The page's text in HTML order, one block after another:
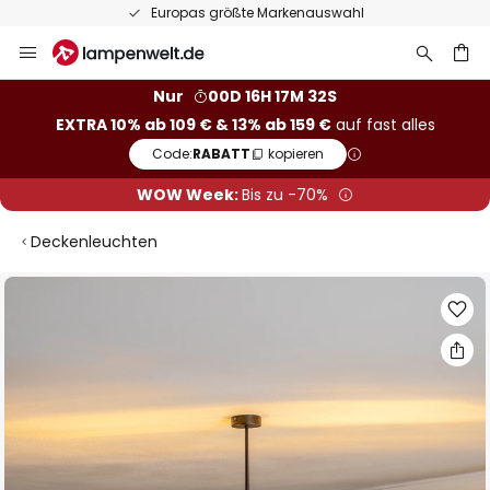
Europas größte Markenauswahl
Inhalt
Nur
00D 16H 17M 32S
EXTRA 10% ab 109 € & 13% ab 159 €auf fast alles
Code:RABATT kopieren
WOW Week:Bis zu -70%
Deckenleuchten
Zum
springen